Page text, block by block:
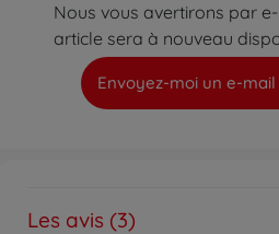
Nous vous avertirons par
article sera à nouveau
Envoyez-moi un e-mail
Les avis (3)